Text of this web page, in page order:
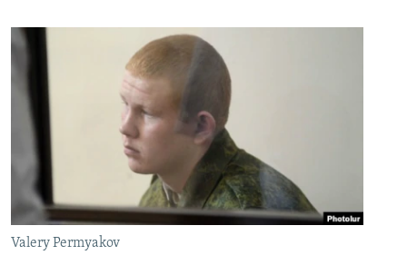
ARAŞDIRMA
MULTIMEDIA
VIDEO
İNFOQRAFIKA
KARIKATURA
RADIO ARXIV
AZƏRBAYCAN ƏDƏBIYYATI KITABXANASI
İSLAM VƏ DEMOKRATIYA
HAQQIMIZDA
MISSIYAMIZ
PEŞƏ ETIKASI VƏ JURNALISTIKA STANDARTLARIMIZ
BIZI IZLƏ
Valery Permyakov